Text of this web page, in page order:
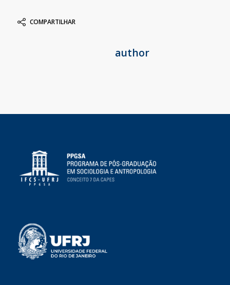
COMPARTILHAR
author